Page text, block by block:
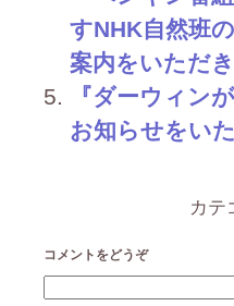
すNHK自然班
案内をいただ
『ダーウィン
お知らせをい
カテ
コメントをどうぞ